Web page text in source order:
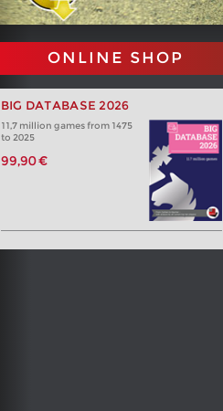
ONLINE SHOP
BIG DATABASE 2026
11,7 million games from 1475
to 2025
99,90 €